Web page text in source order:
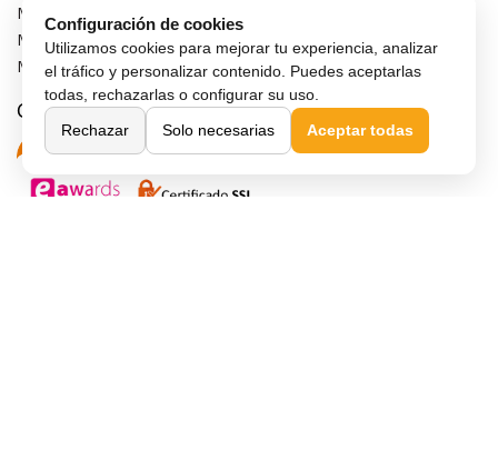
Móviles de 6 pulgadas
Móviles todoterreno
Móviles 4G
Confianza y seguridad
Configuración de cookies
Utilizamos cookies para mejorar tu experiencia, analizar
el tráfico y personalizar contenido. Puedes aceptarlas
todas, rechazarlas o configurar su uso.
Rechazar
Solo necesarias Aceptar todas